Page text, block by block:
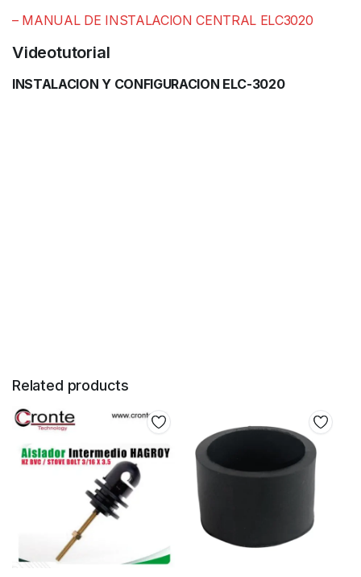
– MANUAL DE INSTALACION CENTRAL ELC3020
Videotutorial
INSTALACION Y CONFIGURACION ELC-3020
Related products